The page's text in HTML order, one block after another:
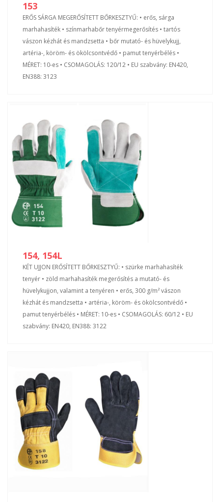
153
ERŐS SÁRGA MEGERŐSÍTETT BŐRKESZTYŰ: • erős, sárga
marhahasíték • színmarhabőr tenyérmegerősítés • tartós
vászon kézhát és mandzsetta • bőr mutató- és hüvelykujj,
artéria-, köröm- és ökölcsontvédő • pamut tenyérbélés •
MÉRET: 10-es • CSOMAGOLÁS: 120/12 • EU szabvány: EN420,
EN388: 3123
154, 154L
KÉT UJJON ERŐSÍTETT BŐRKESZTYŰ: • szürke marhahasíték
tenyér • zöld marhahasíték megerősítés a mutató- és
hüvelykujjon, valamint a tenyéren • erős, 300 g/m² vászon
kézhát és mandzsetta • artéria-, köröm- és ökölcsontvédő •
pamut tenyérbélés • MÉRET: 10-es • CSOMAGOLÁS: 60/12 • EU
szabvány: EN420, EN388: 3122